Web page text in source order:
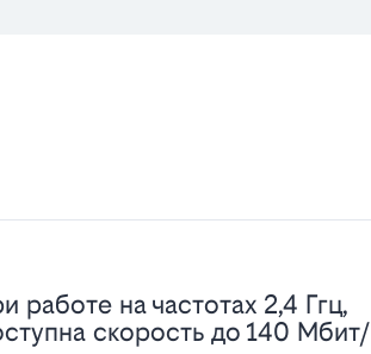
работе на частотах 2,4 Ггц,
скорость до 140 Мбит/